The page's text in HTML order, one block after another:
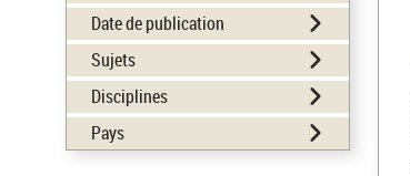
Date de publication
Sujets
Disciplines
Pays